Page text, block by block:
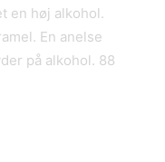
en høj alkohol.
En anelse
på alkohol. 88